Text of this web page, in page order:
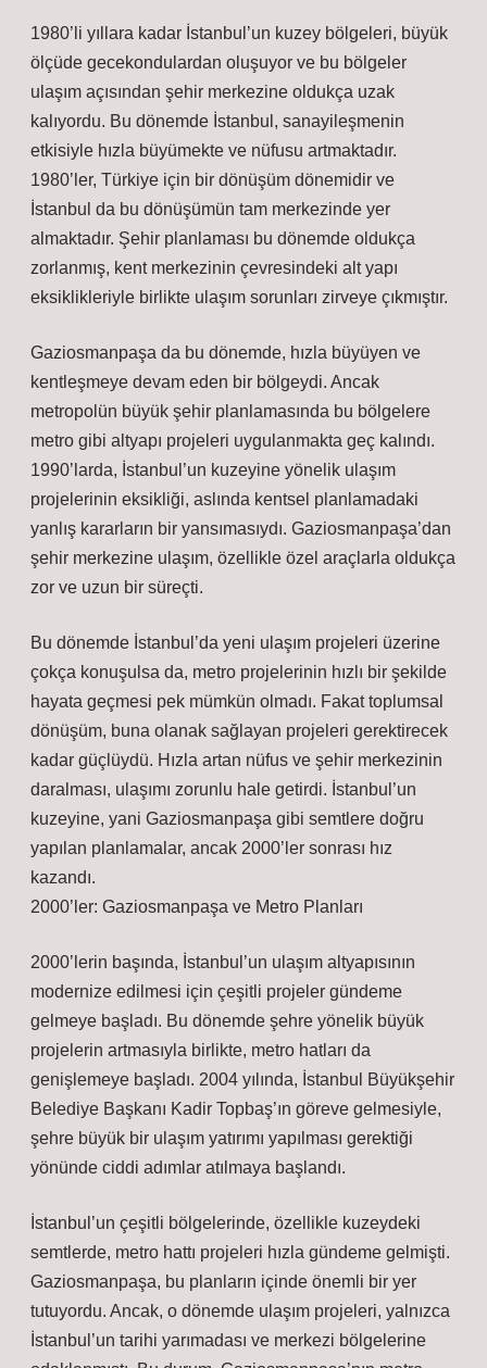
1980’li yıllara kadar İstanbul’un kuzey bölgeleri, büyük
ölçüde gecekondulardan oluşuyor ve bu bölgeler
ulaşım açısından şehir merkezine oldukça uzak
kalıyordu. Bu dönemde İstanbul, sanayileşmenin
etkisiyle hızla büyümekte ve nüfusu artmaktadır.
1980’ler, Türkiye için bir dönüşüm dönemidir ve
İstanbul da bu dönüşümün tam merkezinde yer
almaktadır. Şehir planlaması bu dönemde oldukça
zorlanmış, kent merkezinin çevresindeki alt yapı
eksiklikleriyle birlikte ulaşım sorunları zirveye çıkmıştır.
Gaziosmanpaşa da bu dönemde, hızla büyüyen ve
kentleşmeye devam eden bir bölgeydi. Ancak
metropolün büyük şehir planlamasında bu bölgelere
metro gibi altyapı projeleri uygulanmakta geç kalındı.
1990’larda, İstanbul’un kuzeyine yönelik ulaşım
projelerinin eksikliği, aslında kentsel planlamadaki
yanlış kararların bir yansımasıydı. Gaziosmanpaşa’dan
şehir merkezine ulaşım, özellikle özel araçlarla oldukça
zor ve uzun bir süreçti.
Bu dönemde İstanbul’da yeni ulaşım projeleri üzerine
çokça konuşulsa da, metro projelerinin hızlı bir şekilde
hayata geçmesi pek mümkün olmadı. Fakat toplumsal
dönüşüm, buna olanak sağlayan projeleri gerektirecek
kadar güçlüydü. Hızla artan nüfus ve şehir merkezinin
daralması, ulaşımı zorunlu hale getirdi. İstanbul’un
kuzeyine, yani Gaziosmanpaşa gibi semtlere doğru
yapılan planlamalar, ancak 2000’ler sonrası hız
kazandı.
2000’ler: Gaziosmanpaşa ve Metro Planları
2000’lerin başında, İstanbul’un ulaşım altyapısının
modernize edilmesi için çeşitli projeler gündeme
gelmeye başladı. Bu dönemde şehre yönelik büyük
projelerin artmasıyla birlikte, metro hatları da
genişlemeye başladı. 2004 yılında, İstanbul Büyükşehir
Belediye Başkanı Kadir Topbaş’ın göreve gelmesiyle,
şehre büyük bir ulaşım yatırımı yapılması gerektiği
yönünde ciddi adımlar atılmaya başlandı.
İstanbul’un çeşitli bölgelerinde, özellikle kuzeydeki
semtlerde, metro hattı projeleri hızla gündeme gelmişti.
Gaziosmanpaşa, bu planların içinde önemli bir yer
tutuyordu. Ancak, o dönemde ulaşım projeleri, yalnızca
İstanbul’un tarihi yarımadası ve merkezi bölgelerine